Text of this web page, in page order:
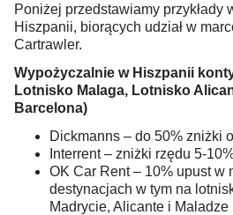
Poniżej przedstawiamy przykłady
Hiszpanii, biorących udział w
Cartrawler.
Wypożyczalnie w Hiszpanii
Lotnisko Malaga, Lotnisko
Barcelona)
Dickmanns – do 50% zniżki
Interrent – zniżki rzędu 5-
OK Car Rent – 10% upust w
destynacjach w tym na
Madrycie, Alicante i Maladze